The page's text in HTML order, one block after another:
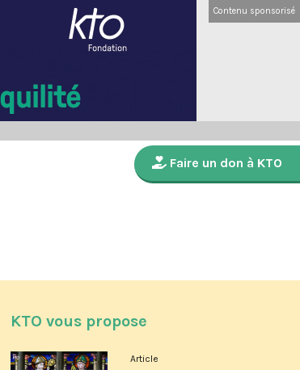
Contenu sponsorisé
Faire un don à KTO
KTO vous propose
Article